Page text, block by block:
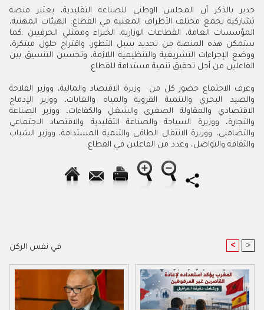
جدير بالذكر أن المجلس الوطني للصناعة التقليدية، يعتبر منصة
تشاركية تجمع مختلف الأطراف المعنية في القطاع: الهيئات المهنية،
المؤسسات العامة، القطاعات الوزارية، الخبراء وممثلي الحرفيين .كما
ستمكن هذه المنصة من تحديد سبل التطور، واقتراح حلول مبتكرة،
ووضع الإجراءات التشريعية والتنظيمية اللازمة، وتحسين التنسيق بين
الفاعلين من أجل تحقيق تنمية مستدامة للقطاع.
وعرف الاجتماع حضور كل من وزيرة الاقتصاد والمالية، ووزير الفلاحة
والصيد البحري والتنمية القروية والمياه والغابات، ووزير الإدماج
الاقتصادي والمقاولة الصغرى والشغل والكفاءات، ووزير الصناعة
والتجارة، ووزيرة السياحة والصناعة التقليدية والاقتصاد الاجتماعي
والتضامني، ووزيرة الانتقال الطاقي والتنمية المستدامة، ووزير الشباب
والثقافة والتواصل، وعدد من الفاعلين في القطاع.
في نفس الركن < >